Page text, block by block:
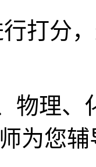
行打分
物理
为您辅